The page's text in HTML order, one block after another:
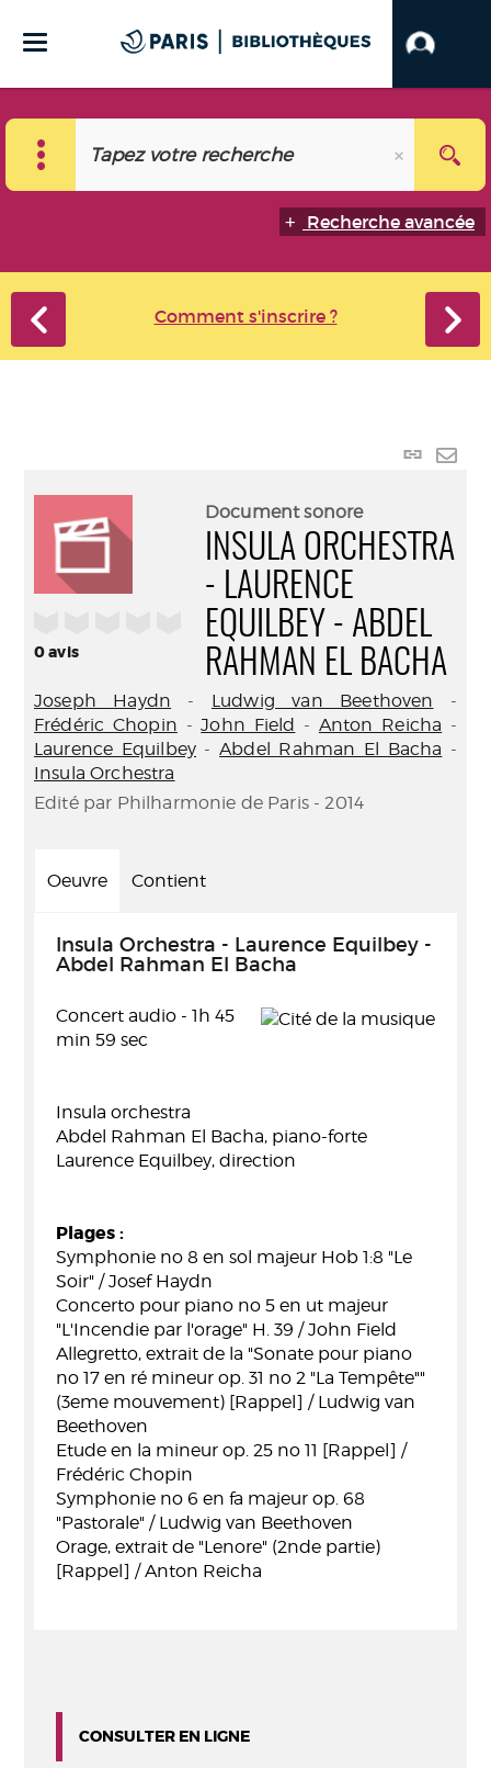
Recherche avancée
Comment s'inscrire ?
Lien
mail
0avis
Document sonore
INSULA ORCHESTRA
- LAURENCE
EQUILBEY - ABDEL
RAHMAN EL BACHA
Joseph Haydn - Ludwig van Beethoven -
Frédéric Chopin -John Field - Anton Reicha -
Laurence Equilbey -Abdel Rahman El Bacha -
Insula Orchestra
Edité par Philharmonie de Paris - 2014
Oeuvre Contient
Insula Orchestra - Laurence Equilbey -
Abdel Rahman El Bacha
Concert audio - 1h 45
min 59 sec
Insula orchestra
Abdel Rahman El Bacha, piano-forte
Laurence Equilbey, direction
Plages :
Symphonie no 8 en sol majeur Hob 1:8 "Le
Soir" / Josef Haydn
Concerto pour piano no 5 en ut majeur
"L'Incendie par l'orage" H. 39 / John Field
Allegretto, extrait de la "Sonate pour piano
no 17 en ré mineur op. 31 no 2 "La Tempête""
(3eme mouvement) [Rappel] / Ludwig van
Beethoven
Etude en la mineur op. 25 no 11 [Rappel] /
Frédéric Chopin
Symphonie no 6 en fa majeur op. 68
"Pastorale" / Ludwig van Beethoven
Orage, extrait de "Lenore" (2nde partie)
[Rappel] / Anton Reicha
CONSULTER EN LIGNE